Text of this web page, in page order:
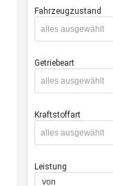
Fahrzeugzustand
alles ausgewählt
Getriebeart
alles ausgewählt
Kraftstoffart
alles ausgewählt
Leistung